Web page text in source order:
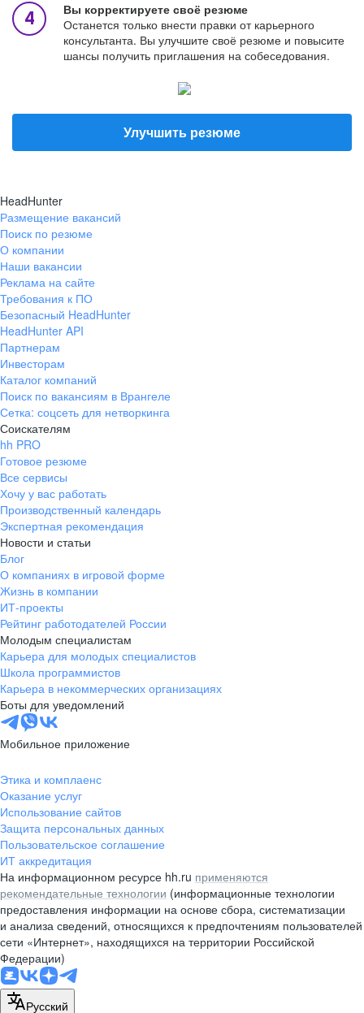
Вы корректируете своё резюме
Останется только внести правки от карьерного
консультанта. Вы улучшите своё резюме и повысите
шансы получить приглашения на собеседования.
Улучшить резюме
HeadHunter
Размещение вакансий
Поиск по резюме
О компании
Наши вакансии
Реклама на сайте
Требования к ПО
Безопасный HeadHunter
HeadHunter API
Партнерам
Инвесторам
Каталог компаний
Поиск по вакансиям в Врангеле
Сетка: соцсеть для нетворкинга
Соискателям
hh PRO
Готовое резюме
Все сервисы
Хочу у вас работать
Производственный календарь
Экспертная рекомендация
Новости и статьи
Блог
О компаниях в игровой форме
Жизнь в компании
ИТ-проекты
Рейтинг работодателей России
Молодым специалистам
Карьера для молодых специалистов
Школа программистов
Карьера в некоммерческих организациях
Боты для уведомлений
Мобильное приложение
Этика и комплаенс
Оказание услуг
Использование сайтов
Защита персональных данных
Пользовательское соглашение
ИТ аккредитация
На информационном ресурсе hh.ru применяются
рекомендательные технологии (информационные технологии
предоставления информации на основе сбора, систематизации
и анализа сведений, относящихся к предпочтениям пользователей
сети «Интернет», находящихся на территории Российской
Федерации)
Русский